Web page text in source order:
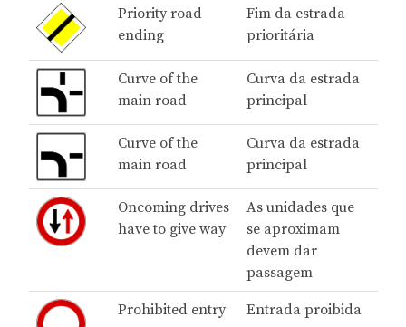
Priority road
ending
Fim da estrada
prioritária
Curve of the
main road
Curva da estrada
principal
Curve of the
main road
Curva da estrada
principal
Oncoming drives
have to give way
As unidades que
se aproximam
devem dar
passagem
Prohibited entry Entrada proibida